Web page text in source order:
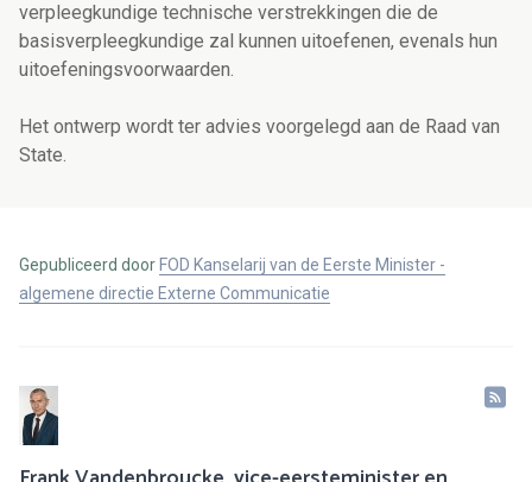
verpleegkundige technische verstrekkingen die de
basisverpleegkundige zal kunnen uitoefenen, evenals hun
uitoefeningsvoorwaarden.
Het ontwerp wordt ter advies voorgelegd aan de Raad van
State.
Gepubliceerd door FOD Kanselarij van de Eerste Minister -
algemene directie Externe Communicatie